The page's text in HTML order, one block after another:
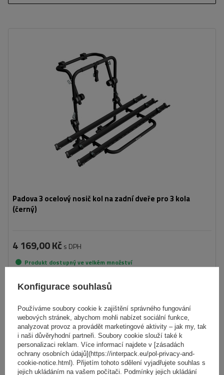
Padova 3 ocelový nosič kol na zadní dveře pro 3 kola
(černý)
Nosnost nosiče jízdních kol:
45 kg
univerzální montážní systém
kompatibilní se všemi typy karoserií
4 169,00 Kč s DPH
Produkt dostupný ve velkém množství
Přidat
košíku
Počet jízdních kol:
2
Maximální hmotnost jízdního kola:
22,5 kg
Nosnost nosiče jízdních kol:
45 kg
kompatibilní s elektrokoly
hliníková konstrukce
Konfigurace souhlasů
Používáme soubory cookie k zajištění správného fungování
webových stránek, abychom mohli nabízet sociální funkce,
analyzovat provoz a provádět marketingové aktivity – jak my, tak
i naši důvěryhodní partneři. Soubory cookie slouží také k
personalizaci reklam. Více informací najdete v [zásadách
ochrany osobních údajů](https://interpack.eu/pol-privacy-and-
cookie-notice.html). Přijetím tohoto sdělení vyjadřujete souhlas s
jejich ukládáním na vašem počítači. Podmínky jejich ukládání